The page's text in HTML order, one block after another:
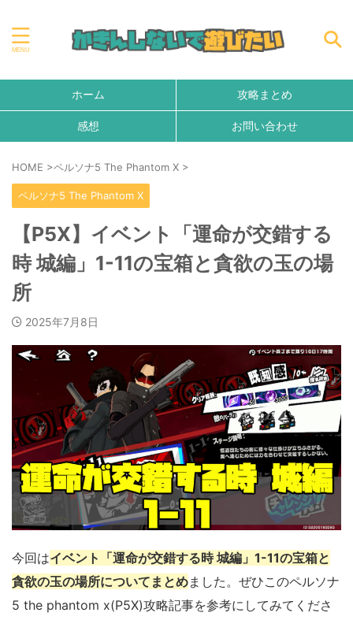
ホーム 攻略まとめ
感想 お問い合わせ
HOME >ペルソナ5 The Phantom X >
ペルソナ5 The Phantom X
【P5X】イベント「運命が交錯する
時 城編」1-11の宝箱と貪欲の玉の場
所
2025年7月8日
今回はイベント「運命が交錯する時 城編」1-11の宝箱と
貪欲の玉の場所についてまとめました。ぜひこのペルソナ
5 the phantom x(P5X)攻略記事を参考にしてみてくださ